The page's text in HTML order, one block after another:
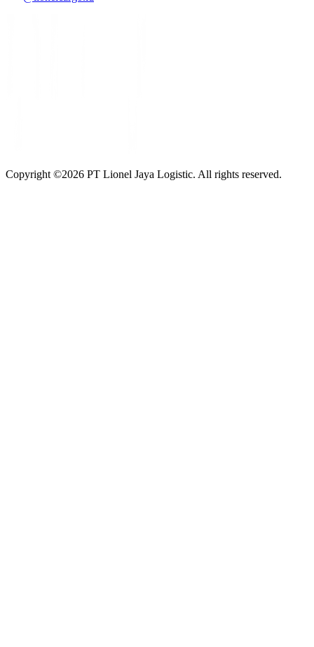
Copyright ©2026 PT Lionel Jaya Logistic. All rights reserved.